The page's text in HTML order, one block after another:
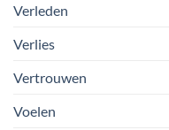
Verleden
Verlies
Vertrouwen
Voelen